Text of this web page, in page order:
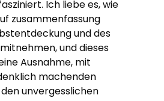
Ich liebe es, wie
zusammenfassung
und des
und dieses
Ausnahme, mit
machenden
unvergesslichen